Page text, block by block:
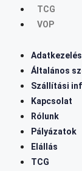
TCG
VOP
Általános
Szállítási
Kapcsolat
Rólunk
Pályázatok
Elállás
TCG